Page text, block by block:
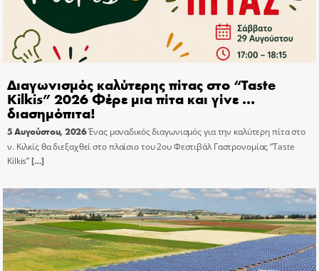
Διαγωνισμός καλύτερης πίτας στο “Taste
Kilkis” 2026 Φέρε μια πίτα και γίνε …
διασημόπιτα!
5 Αυγούστου, 2026Ένας μοναδικός διαγωνισμός για την καλύτερη πίτα στο
ν. Κιλκίς θα διεξαχθεί στο πλαίσιο του 2ου Φεστιβάλ Γαστρονομίας “Taste
Kilkis”[…]